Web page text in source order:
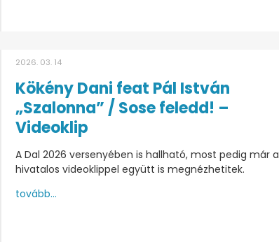
2026. 03. 14
Kökény Dani feat Pál István
„Szalonna” / Sose feledd! –
Videoklip
A Dal 2026 versenyében is hallható, most pedig már a
hivatalos videoklippel együtt is megnézhetitek.
tovább...